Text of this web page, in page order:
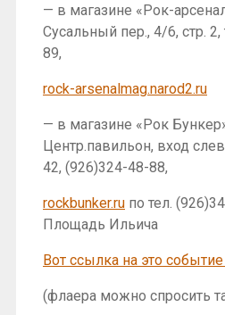
— в магазине «Рок-
Сусальный пер., 4/6, стр.
89,
rock-arsenalmag.narod2.ru
— в магазине «Рок
Центр.павильон, вход
42, (926)324-48-88,
rockbunker.ru по тел.
Площадь Ильича
Вот ссылка на это
(флаера можно спросить